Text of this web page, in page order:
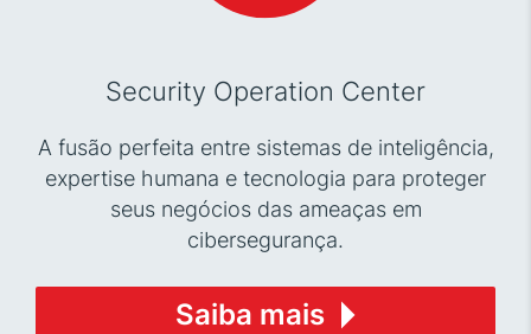
Security Operation Center
A fusão perfeita entre sistemas de inteligência,
expertise humana e tecnologia para proteger
seus negócios das ameaças em
cibersegurança.
Saiba mais